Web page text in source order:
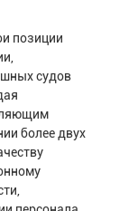
позиции
судов
более двух